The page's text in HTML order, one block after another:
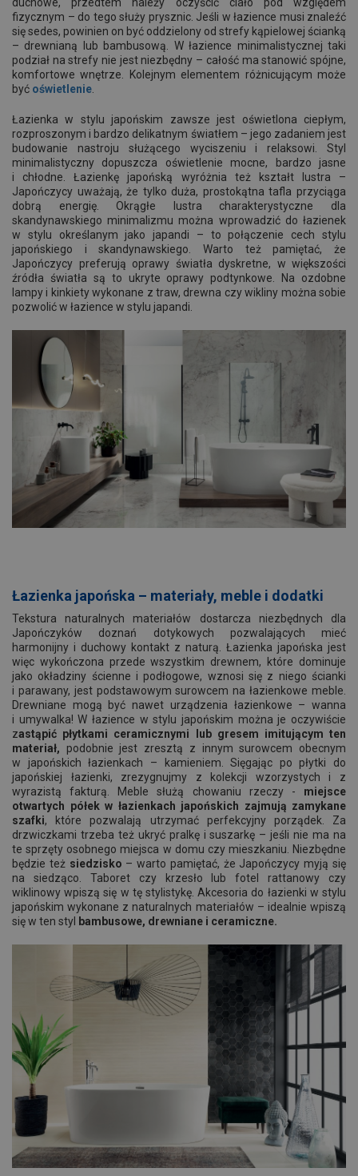
duchowe, przedtem należy oczyścić ciało pod względem
fizycznym – do tego służy prysznic. Jeśli w łazience musi znaleźć
się sedes, powinien on być oddzielony od strefy kąpielowej ścianką
– drewnianą lub bambusową. W łazience minimalistycznej taki
podział na strefy nie jest niezbędny – całość ma stanowić spójne,
komfortowe wnętrze. Kolejnym elementem różnicującym może
być oświetlenie.
Łazienka w stylu japońskim zawsze jest oświetlona ciepłym,
rozproszonym i bardzo delikatnym światłem – jego zadaniem jest
budowanie nastroju służącego wyciszeniu i relaksowi. Styl
minimalistyczny dopuszcza oświetlenie mocne, bardzo jasne
i chłodne. Łazienkę japońską wyróżnia też kształt lustra –
Japończycy uważają, że tylko duża, prostokątna tafla przyciąga
dobrą energię. Okrągłe lustra charakterystyczne dla
skandynawskiego minimalizmu można wprowadzić do łazienek
w stylu określanym jako japandi – to połączenie cech stylu
japońskiego i skandynawskiego. Warto też pamiętać, że
Japończycy preferują oprawy światła dyskretne, w większości
źródła światła są to ukryte oprawy podtynkowe. Na ozdobne
lampy i kinkiety wykonane z traw, drewna czy wikliny można sobie
pozwolić w łazience w stylu japandi.
Łazienka japońska – materiały, meble i dodatki
Tekstura naturalnych materiałów dostarcza niezbędnych dla
Japończyków doznań dotykowych pozwalających mieć
harmonijny i duchowy kontakt z naturą. Łazienka japońska jest
więc wykończona przede wszystkim drewnem, które dominuje
jako okładziny ścienne i podłogowe, wznosi się z niego ścianki
i parawany, jest podstawowym surowcem na łazienkowe meble.
Drewniane mogą być nawet urządzenia łazienkowe – wanna
i umywalka! W łazience w stylu japońskim można je oczywiście
zastąpić płytkami ceramicznymi lub gresem imitującym ten
materiał, podobnie jest zresztą z innym surowcem obecnym
w japońskich łazienkach – kamieniem. Sięgając po płytki do
japońskiej łazienki, zrezygnujmy z kolekcji wzorzystych i z
wyrazistą fakturą. Meble służą chowaniu rzeczy - miejsce
otwartych półek w łazienkach japońskich zajmują zamykane
szafki, które pozwalają utrzymać perfekcyjny porządek. Za
drzwiczkami trzeba też ukryć pralkę i suszarkę – jeśli nie ma na
te sprzęty osobnego miejsca w domu czy mieszkaniu. Niezbędne
będzie też siedzisko – warto pamiętać, że Japończycy myją się
na siedząco. Taboret czy krzesło lub fotel rattanowy czy
wiklinowy wpiszą się w tę stylistykę. Akcesoria do łazienki w stylu
japońskim wykonane z naturalnych materiałów – idealnie wpiszą
się w ten styl bambusowe, drewniane i ceramiczne.